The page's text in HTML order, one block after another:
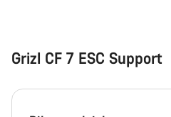
Grizl CF 7 ESC Support